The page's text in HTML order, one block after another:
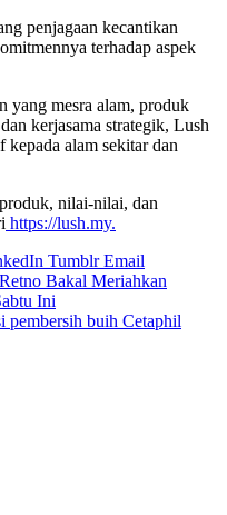
penjagaan kecantikan
terhadap aspek
yang mesra alam, produk
kerjasama strategik, Lush
alam sekitar dan
nilai-nilai, dan
https://lush.my.
Tumblr Email
Bakal Meriahkan
Ini
buih Cetaphil